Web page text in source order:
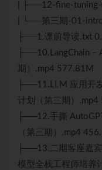
| ├──12-fine-
| └──第三期-01-
├──1.课前导读.txt
├──10.LangChain –
期）.mp4 577.81M
├──11.LLM 应用开
计划（第三期）.mp4
├──12.手撕
（第三期）.mp4
├──13.二期客座嘉
模型全栈工程师培养